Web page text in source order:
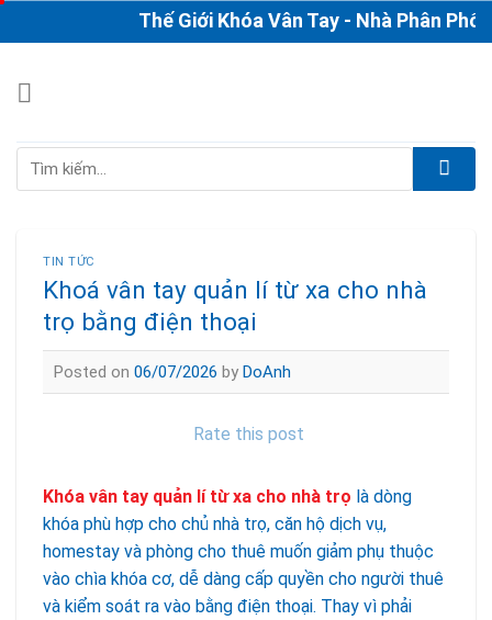
to
Thế Giới Khóa Vân Tay - Nhà Phân Phối &
Tìm
TIN TỨC
Khoá vân tay quản lí từ xa cho nhà
trọ bằng điện thoại
Posted on 06/07/2026 by DoAnh
Rate this post
Khóa vân tay quản lí từ xa cho nhà trọ là dòng
khóa phù hợp cho chủ nhà trọ, căn hộ dịch vụ,
homestay và phòng cho thuê muốn giảm phụ thuộc
vào chìa khóa cơ, dễ dàng cấp quyền cho người thuê
và kiểm soát ra vào bằng điện thoại. Thay vì phải